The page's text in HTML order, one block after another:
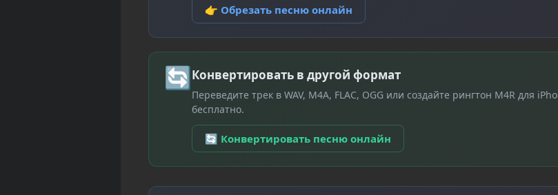
👉 Обрезать песню онлайн
🔄Конвертировать в другой формат
Переведите трек в WAV, M4A, FLAC, OGG или создайте рингтон M4R для
бесплатно.
🔄 Конвертировать песню онлайн